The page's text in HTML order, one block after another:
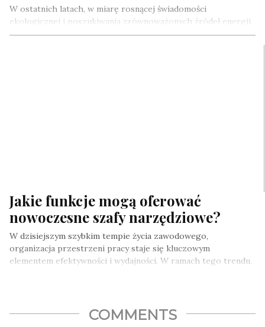
W ostatnich latach, w miarę rosnącej świadomości
ekologicznej i poszukiwania zrównoważonych źródeł energii,
fotowoltaika zyskała na znaczeniu jako kluczowy element…
Jakie funkcje mogą oferować
nowoczesne szafy narzędziowe?
W dzisiejszym szybkim tempie życia zawodowego,
organizacja przestrzeni pracy staje się kluczowym
elementem efektywności i wydajności. W ramach tego trendu,
COMMENTS